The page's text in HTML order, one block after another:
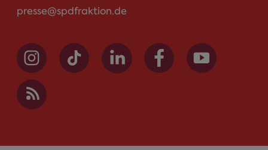
presse@spdfraktion.de